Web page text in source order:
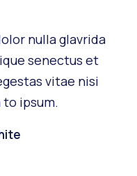
nulla glavrida
senectus et
vitae nisi
ipsum.